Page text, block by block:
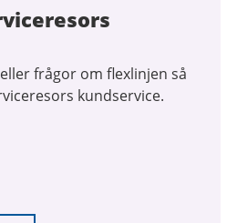
frågor om flexlinjen så
kundservice.